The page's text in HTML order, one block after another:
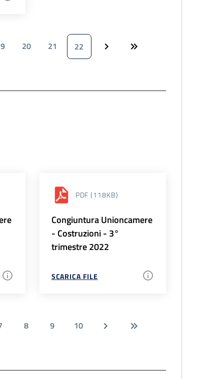
20 21 22
PDF (118KB)
Congiuntura Unioncamere
- Costruzioni - 3°
trimestre 2022
SCARICA FILE
8 9 10